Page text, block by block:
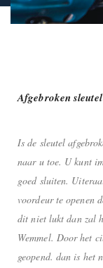
Afgebroken
Is de sleutel
naar u toe. U kunt
goed sluiten.
voordeur te openen
dit niet lukt dan zal
Wemmel. Door het
geopend. dan is het